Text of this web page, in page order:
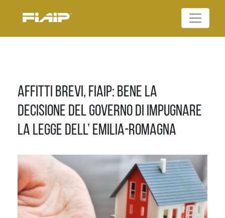
Federazione Italiana
Affitti brevi, FIAIP: Bene la
decisione del Governo di impugnare
la legge dell’ Emilia-Romagna